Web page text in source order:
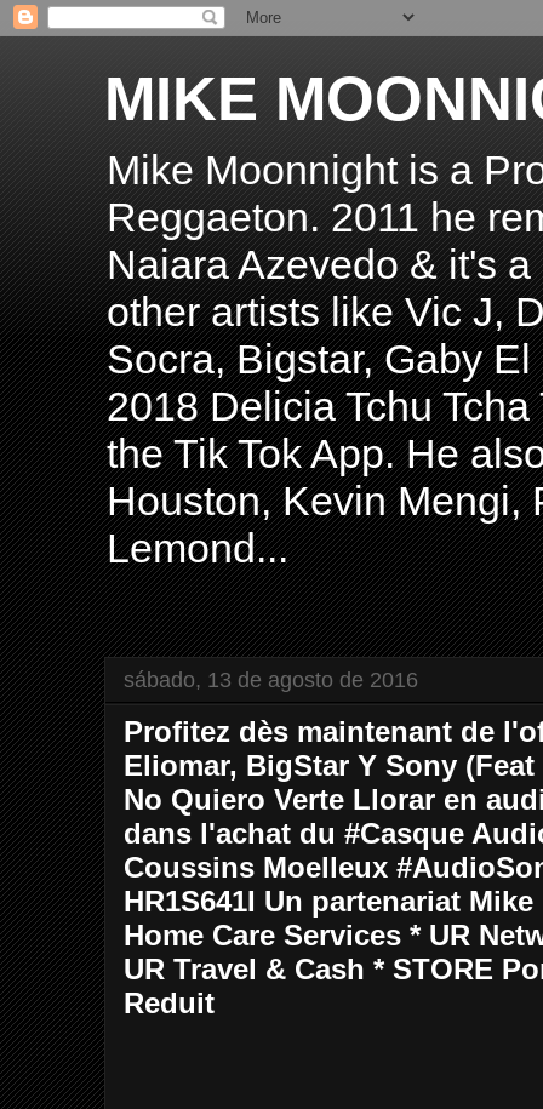
MIKE
Mike Moonnight is a
Reggaeton. 2011 he
Naiara Azevedo & it's
other artists like Vic J,
Socra, Bigstar, Gaby
2018 Delicia Tchu
the Tik Tok App. He
Houston, Kevin Mengi,
Lemond...
sábado, 13 de agosto de 2016
Profitez dès maintenant de
Eliomar, BigStar Y Sony
No Quiero Verte Llorar en
dans l'achat du ‪#‎Casque‬
Coussins Moelleux
HR1S641I Un partenariat
Home Care Services * UR
UR Travel & Cash * STORE
Reduit